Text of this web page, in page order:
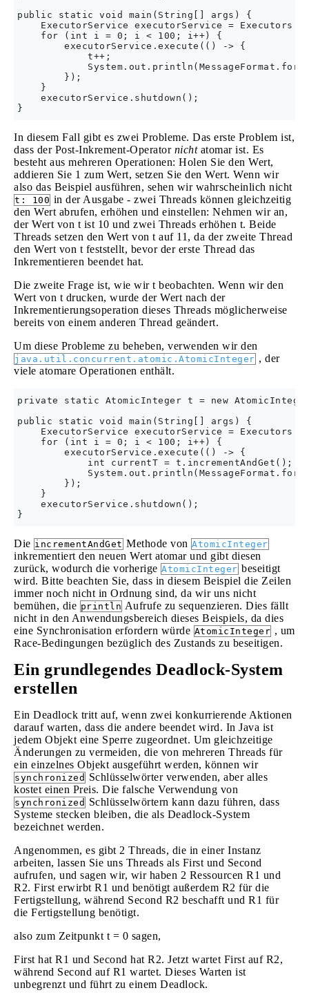
public static void main(String[] args) {
ExecutorService executorService =
    for (int i = 0; i < 100; i++) {
        executorService.execute(() -> {
            t++;
        });
    }
    executorService.shutdown();
In diesem Fall gibt es zwei Probleme. Das erste Problem ist,
dass der Post-Inkrement-Operator nichtatomar ist. Es
besteht aus mehreren Operationen: Holen Sie den Wert,
addieren Sie 1 zum Wert, setzen Sie den Wert. Wenn wir
also das Beispiel ausführen, sehen wir wahrscheinlich nicht
t: 100 in der Ausgabe - zwei Threads können gleichzeitig
den Wert abrufen, erhöhen und einstellen: Nehmen wir an,
der Wert von t ist 10 und zwei Threads erhöhen t. Beide
Threads setzen den Wert von t auf 11, da der zweite Thread
den Wert von t feststellt, bevor der erste Thread das
Inkrementieren beendet hat.
Die zweite Frage ist, wie wir t beobachten. Wenn wir den
Wert von t drucken, wurde der Wert nach der
Inkrementierungsoperation dieses Threads möglicherweise
bereits von einem anderen Thread geändert.
Um diese Probleme zu beheben, verwenden wir den
java.util.concurrent.atomic.AtomicInteger , der
viele atomare Operationen enthält.
private static AtomicInteger t = new
public static void main(String[] args) {
ExecutorService executorService =
    for (int i = 0; i < 100; i++) {
        executorService.execute(() -> {
            int currentT = t.incrementAndGet();
        });
    }
    executorService.shutdown();
Die incrementAndGet Methode von AtomicInteger
inkrementiert den neuen Wert atomar und gibt diesen
zurück, wodurch die vorherige AtomicInteger beseitigt
wird. Bitte beachten Sie, dass in diesem Beispiel die Zeilen
immer noch nicht in Ordnung sind, da wir uns nicht
bemühen, die println Aufrufe zu sequenzieren. Dies fällt
nicht in den Anwendungsbereich dieses Beispiels, da dies
eine Synchronisation erfordern würde AtomicInteger , um
Race-Bedingungen bezüglich des Zustands zu beseitigen.
Ein grundlegendes Deadlock-System
erstellen
Ein Deadlock tritt auf, wenn zwei konkurrierende Aktionen
darauf warten, dass die andere beendet wird. In Java ist
jedem Objekt eine Sperre zugeordnet. Um gleichzeitige
Änderungen zu vermeiden, die von mehreren Threads für
ein einzelnes Objekt ausgeführt werden, können wir
synchronized Schlüsselwörter verwenden, aber alles
kostet einen Preis. Die falsche Verwendung von
synchronized Schlüsselwörtern kann dazu führen, dass
Systeme stecken bleiben, die als Deadlock-System
bezeichnet werden.
Angenommen, es gibt 2 Threads, die in einer Instanz
arbeiten, lassen Sie uns Threads als First und Second
aufrufen, und sagen wir, wir haben 2 Ressourcen R1 und
R2. First erwirbt R1 und benötigt außerdem R2 für die
Fertigstellung, während Second R2 beschafft und R1 für
die Fertigstellung benötigt.
also zum Zeitpunkt t = 0 sagen,
First hat R1 und Second hat R2. Jetzt wartet First auf R2,
während Second auf R1 wartet. Dieses Warten ist
unbegrenzt und führt zu einem Deadlock.